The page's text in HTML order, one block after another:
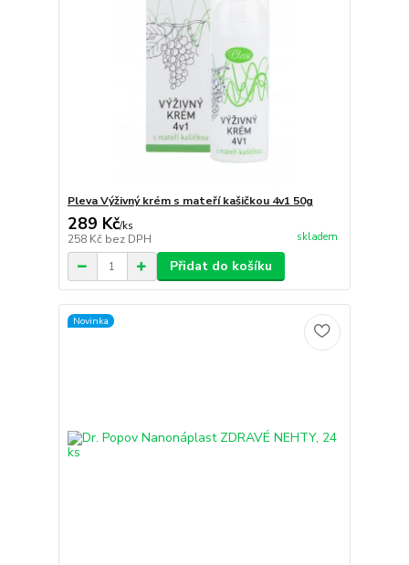
Pleva Výživný krém s mateří kašičkou 4v1 50g
289 Kč/ks
258 Kč bez DPH skladem
Přidat do košíku
Novinka